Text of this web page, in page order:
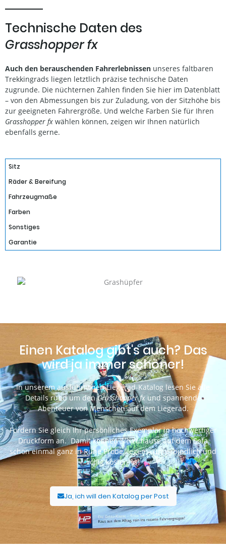
Technische Daten des
Grasshopper fx
Auch den berauschenden Fahrerlebnissen unseres faltbaren
Trekkingrads liegen letztlich präzise technische Daten
zugrunde. Die nüchternen Zahlen finden Sie hier im Datenblatt
– von den Abmessungen bis zur Zuladung, von der Sitzhöhe bis
zur geeigneten Fahrergröße. Und welche Farben Sie für Ihren
Grasshopper fx wählen können, zeigen wir Ihnen natürlich
ebenfalls gerne.
Sitz
Räder & Bereifung
Fahrzeugmaße
Farben
Sonstiges
Garantie
Einen Katalog gibt's auch? Das
wird ja immer schöner!
In unserem ausführlichen Liegerad-Katalog lesen Sie alle
Details rund um denGrasshopper fxund spannende
Abenteuer von Menschen auf dem Liegerad.
Fordern Sie gleich Ihr persönliches Exemplar in hochwertiger
Druckform an. Damit können Sie zuhause auf dem Sofa
schon einmal ganz in Ruhe Probe liegen – unverbindlich und
völlig kostenlos!
Ja, ich will den Katalog per Post